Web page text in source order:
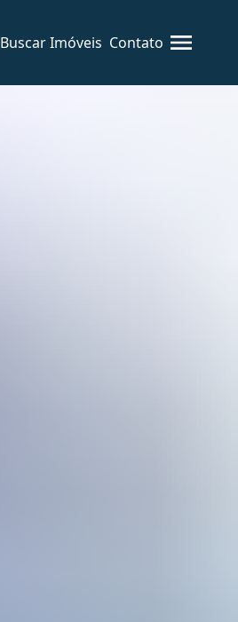
Buscar Imóveis Contato